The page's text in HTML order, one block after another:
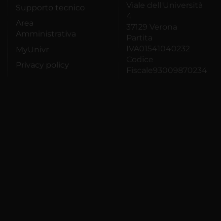
Supporto tecnico
Area
Amministrativa
MyUnivr
Privacy policy
Viale dell'Università
4
37129 Verona
Partita
IVA01541040232
Codice
Fiscale93009870234